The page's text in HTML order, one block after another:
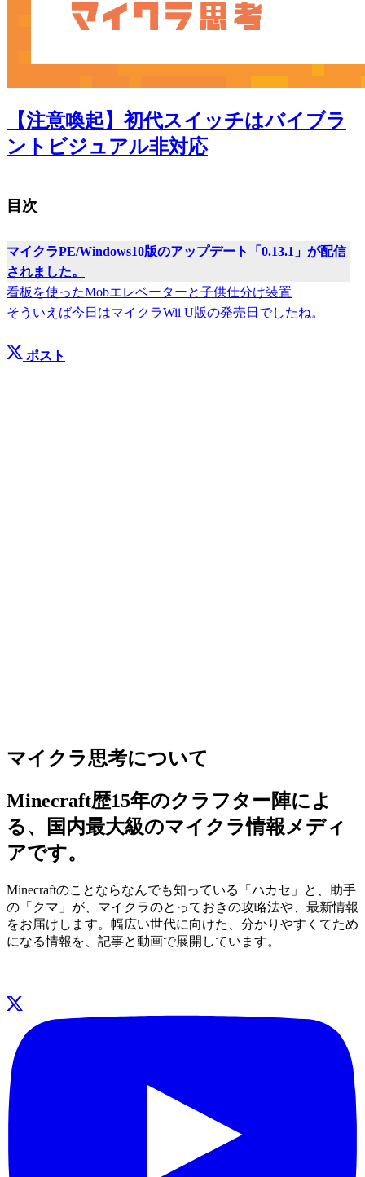
【注意喚起】初代スイッチはバイブラ
ントビジュアル非対応
目次
マイクラPE/Windows10版のアップデート「0.13.1」が配信
されました。
看板を使ったMobエレベーターと子供仕分け装置
そういえば今日はマイクラWii U版の発売日でしたね。
ポスト
マイクラ思考について
Minecraft歴15年のクラフター陣によ
る、国内最大級のマイクラ情報メディ
アです。
Minecraftのことならなんでも知っている「ハカセ」と、助手
の「クマ」が、マイクラのとっておきの攻略法や、最新情報
をお届けします。幅広い世代に向けた、分かりやすくてため
になる情報を、記事と動画で展開しています。